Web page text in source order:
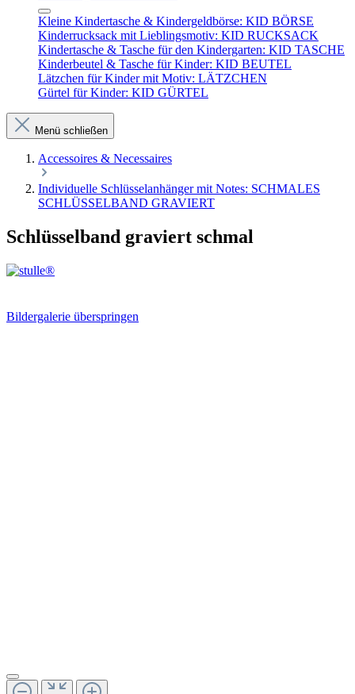
Kleine Kindertasche & Kindergeldbörse: KID BÖRSE
Kinderrucksack mit Lieblingsmotiv: KID RUCKSACK
Kindertasche & Tasche für den Kindergarten: KID TASCHE
Kinderbeutel & Tasche für Kinder: KID BEUTEL
Lätzchen für Kinder mit Motiv: LÄTZCHEN
Gürtel für Kinder: KID GÜRTEL
Menü schließen
Accessoires & Necessaires
Individuelle Schlüsselanhänger mit Notes: SCHMALES
SCHLÜSSELBAND GRAVIERT
Schlüsselband graviert schmal
Bildergalerie überspringen